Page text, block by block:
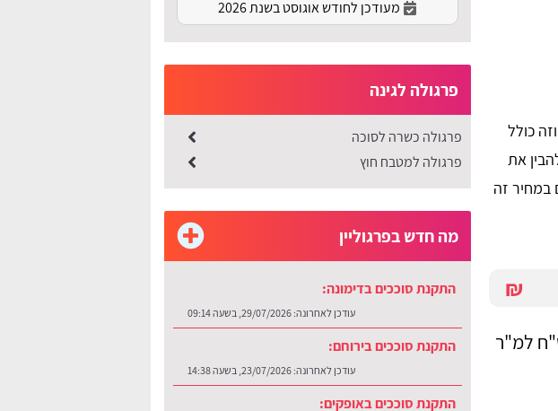
כולל
את
במחיר זה
₪
מעודכן לחודש אוגוסט בשנת 2026
פרגולה לגינה
פרגולה כשרה לסוכה
פרגולה למטבח חוץ
מה חדש בפרגוליין
התקנת סוככים בדימונה:
עודכן לאחרונה:29/07/2026, בשעה 09:14
התקנת סוככים בירוחם:
עודכן לאחרונה:23/07/2026, בשעה 14:38
התקנת סוככים באופקים: